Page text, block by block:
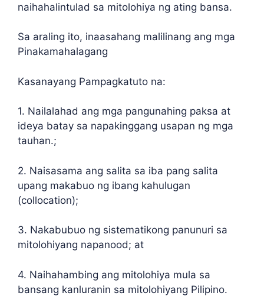
naihahalintulad sa mitolohiya ng ating bansa.
Sa araling ito, inaasahang malilinang ang mga
Pinakamahalagang
Kasanayang Pampagkatuto na:
1. Nailalahad ang mga pangunahing paksa at
ideya batay sa napakinggang usapan ng mga
tauhan.;
2. Naisasama ang salita sa iba pang salita
upang makabuo ng ibang kahulugan
(collocation);
3. Nakabubuo ng sistematikong panunuri sa
mitolohiyang napanood; at
4. Naihahambing ang mitolohiya mula sa
bansang kanluranin sa mitolohiyang Pilipino.